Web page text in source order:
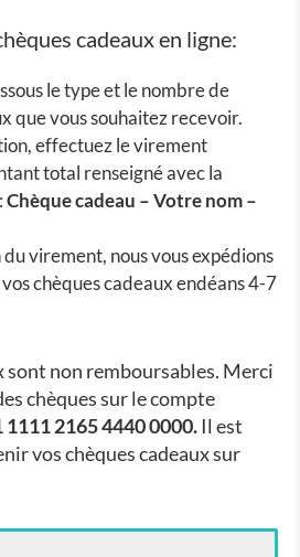
cadeaux en ligne:
le type et le nombre de
que vous souhaitez recevoir.
effectuez le virement
total renseigné avec la
Chèque cadeau – Votre nom –
virement, nous vous expédions
chèques cadeaux endéans 4-7
sont non remboursables. Merci
chèques sur le compte
1111 2165 4440 0000. Il est
vos chèques cadeaux sur